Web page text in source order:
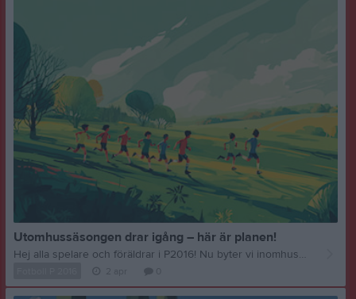
Utomhussäsongen drar igång – här är planen!
Hej alla spelare och föräldrar i P2016! Nu byter vi inomhushallen mot konstgräset och vi ser verkligen fram emot det. Här är det ni behöver veta inför säsongen. Träningar Vi startar måndag 13 april kl 16:30 – direkt efter påsklovet. Sedan kör vi måndag och torsdag 16:30 varje vecka under säsongen, även på Slättgärdet när vi får kliva på gräset där. Vi lägger upp träningsdagarna med lite olika fokus: • Måndag – teknik, bollkontroll, kondition och smålagsspel • Torsdag – spelförståelse och 7v7-matchspel Seriespelet ? Seriespelet startar i början av maj. Vi återkommer med mer info om matchschema när det är klart. Truppen ? Vi är 10 spelare när säsongen drar igång, vilket känns som en bra och stabil grund. Välkommen tillbaka till Valter och Wilhelm Å som är med och kör igen – kul att ha er tillbaka! Samarbeten ? Vi har pågående dialog om samarbeten med andra lag för att kunna spela 7v7 fullt ut på träningarna. Målet är att alla ska få så mycket spel och utveckling som möjligt. Växa som lag Vi vill gärna bli fler under säsongen. Känner ni någon som kan vara sugen på att testa fotboll – tipsa gärna! Alla är välkomna att prova. Matchställ Vi behöver veta önskad storlek på matchställen inom kort. Hör av er till Mattias med barnets storlek så tar han det vidare till klubben. Klädprovning Intersport kommer till klubbhuset på Mora By IP onsdag 15 april kl 16:30-19:00. Ett bra tillfälle att prova på kläder som går att beställa med föreningens profil. Lagförälder och tränarhjälp Vi söker en lagförälder som kan ta hand om lite praktiska saker runt laget – kioskschema, påminnelser och liknande. Det är ett perfekt sätt att bidra utan att vara på planen, och det frigör tid för oss tränare att fokusera på träning och match. Vi söker också en tränarhjälp – någon som vill vara med regelbundet på träningar och matcher och hjälpa till på planen. Engagemang och närvaro är det viktigaste, inte tidigare tränarerfarenhet. Hör av er om något av detta passar! Dalecarlia Cup – 25–28 juni Vi ser över möjligheterna att delta i Dalecarlia Cup i sommar. För att kunna anmäla laget behöver vi veta om ert barn kan och vill vara med. Hör av er så snart ni kan – antingen via sms eller direkt till oss på träning. Vi ser fram emot att träffas på planen! // Mattias & Jesper